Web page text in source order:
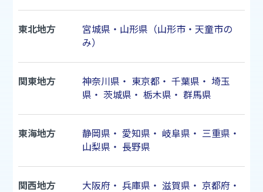
東北地方
宮城県・山形県（山形市・天童市の
み）
関東地方 神奈川県 ・ 東京都・ 千葉県 ・ 埼玉
県 ・ 茨城県 ・ 栃木県 ・ 群馬県
東海地方 静岡県 ・ 愛知県 ・ 岐阜県 ・ 三重県 ・
山梨県 ・ 長野県
関西地方 大阪府 ・ 兵庫県 ・ 滋賀県 ・ 京都府 ・